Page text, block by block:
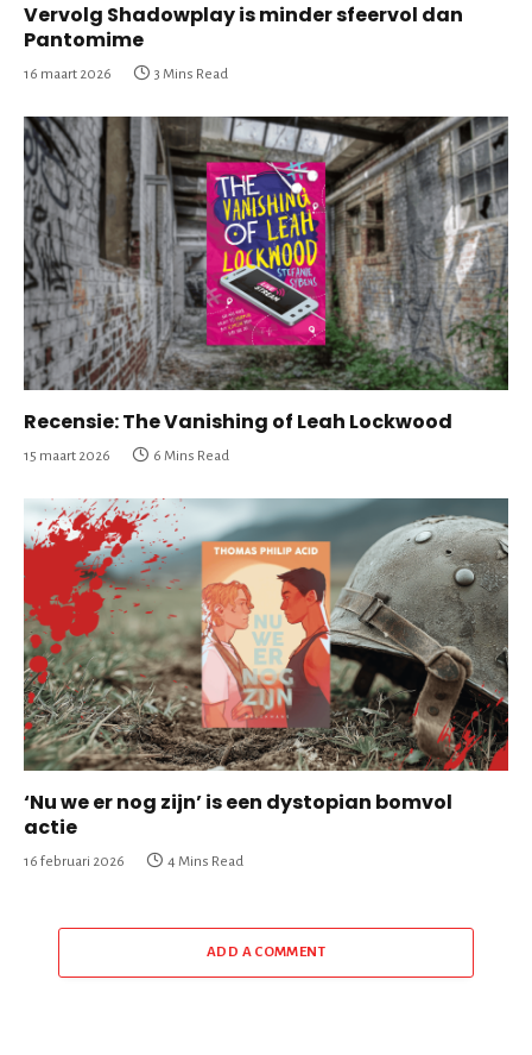
Vervolg Shadowplay is minder sfeervol dan
Pantomime
16 maart 2026 3 Mins Read
Recensie: The Vanishing of Leah Lockwood
15 maart 2026 6 Mins Read
‘Nu we er nog zijn’ is een dystopian bomvol
actie
16 februari 2026 4 Mins Read
ADD A COMMENT